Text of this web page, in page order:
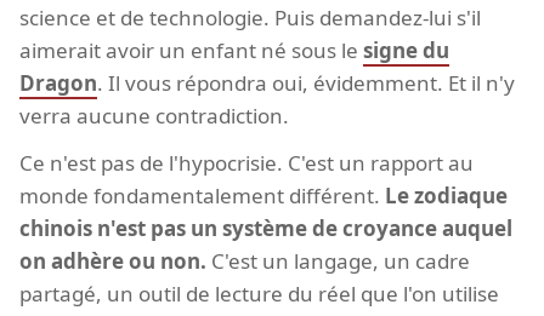
science et de technologie. Puis demandez-lui s'il
aimerait avoir un enfant né sous le signe du
Dragon. Il vous répondra oui, évidemment. Et il n'y
verra aucune contradiction.
Ce n'est pas de l'hypocrisie. C'est un rapport au
monde fondamentalement différent. Le zodiaque
chinois n'est pas un système de croyance auquel
on adhère ou non. C'est un langage, un cadre
partagé, un outil de lecture du réel que l'on utilise